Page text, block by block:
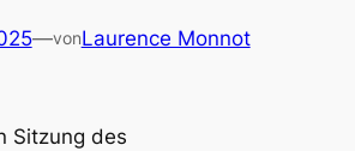
—vonLaurence Monnot
Sitzung des